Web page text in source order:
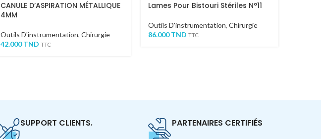
CANULE D’ASPIRATION MÉTALLIQUE
4MM
Outils D'instrumentation, Chirurgie
42.000TND TTC
Lames Pour Bistouri Stériles N°11
Outils D'instrumentation, Chirurgie
86.000TND TTC
SUPPORT CLIENTS. PARTENAIRES CERTIFIÉS